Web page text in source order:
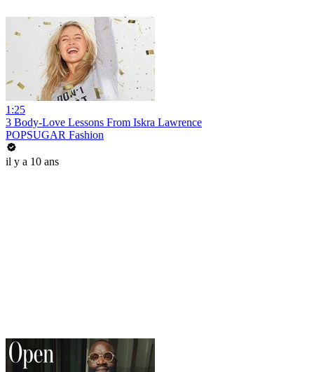
1:25
3 Body-Love Lessons From Iskra Lawrence
POPSUGAR Fashion
il y a 10 ans